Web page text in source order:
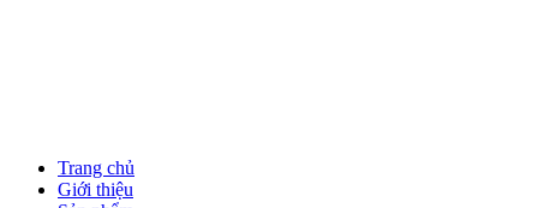
Trang chủ
Giới thiệu